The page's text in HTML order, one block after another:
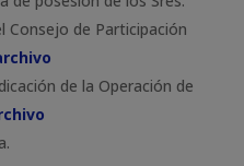
Consejo de Participación
de la Operación de